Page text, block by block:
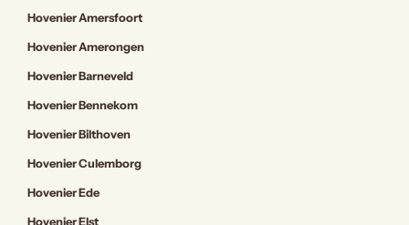
Hovenier Amersfoort
Hovenier Amerongen
Hovenier Barneveld
Hovenier Bennekom
Hovenier Bilthoven
Hovenier Culemborg
Hovenier Ede
Hovenier Elst